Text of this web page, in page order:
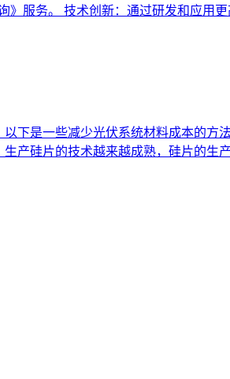
服务。 技术创新：通过研发和应用
下是一些减少光伏系统材料成本的
产硅片的技术越来越成熟，硅片的